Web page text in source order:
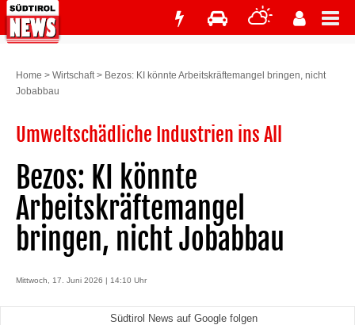
Home > Wirtschaft> Bezos: KI könnte Arbeitskräftemangel bringen, nicht
Jobabbau
Umweltschädliche Industrien ins All
Bezos: KI könnte
Arbeitskräftemangel
bringen, nicht Jobabbau
Mittwoch, 17. Juni 2026 | 14:10 Uhr
Südtirol News auf Google folgen